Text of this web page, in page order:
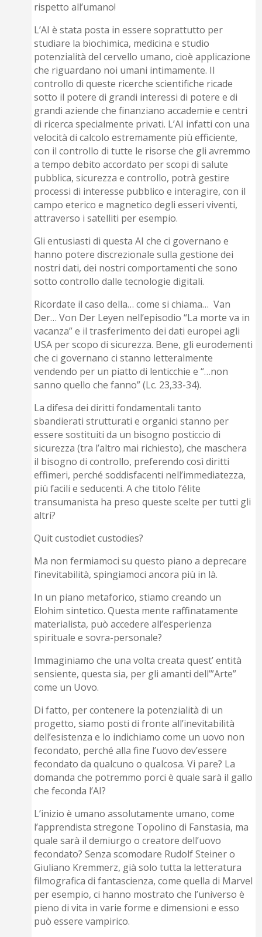
rispetto all’umano!
L’AI è stata posta in essere soprattutto per
studiare la biochimica, medicina e studio
potenzialità del cervello umano, cioè applicazione
che riguardano noi umani intimamente. Il
controllo di queste ricerche scientifiche ricade
sotto il potere di grandi interessi di potere e di
grandi aziende che finanziano accademie e centri
di ricerca specialmente privati. L’AI infatti con una
velocità di calcolo estremamente più efficiente,
con il controllo di tutte le risorse che gli avremmo
a tempo debito accordato per scopi di salute
pubblica, sicurezza e controllo, potrà gestire
processi di interesse pubblico e interagire, con il
campo eterico e magnetico degli esseri viventi,
attraverso i satelliti per esempio.
Gli entusiasti di questa AI che ci governano e
hanno potere discrezionale sulla gestione dei
nostri dati, dei nostri comportamenti che sono
sotto controllo dalle tecnologie digitali.
Ricordate il caso della… come si chiama… Van
Der… Von Der Leyen nell’episodio “La morte va in
vacanza” e il trasferimento dei dati europei agli
USA per scopo di sicurezza. Bene, gli eurodementi
che ci governano ci stanno letteralmente
vendendo per un piatto di lenticchie e “…non
sanno quello che fanno” (Lc. 23,33-34).
La difesa dei diritti fondamentali tanto
sbandierati strutturati e organici stanno per
essere sostituiti da un bisogno posticcio di
sicurezza (tra l’altro mai richiesto), che maschera
il bisogno di controllo, preferendo così diritti
effimeri, perché soddisfacenti nell’immediatezza,
più facili e seducenti. A che titolo l’élite
transumanista ha preso queste scelte per tutti gli
altri?
Quit custodiet custodies?
Ma non fermiamoci su questo piano a deprecare
l’inevitabilità, spingiamoci ancora più in là.
In un piano metaforico, stiamo creando un
Elohim sintetico. Questa mente raffinatamente
materialista, può accedere all’esperienza
spirituale e sovra-personale?
Immaginiamo che una volta creata quest’ entità
sensiente, questa sia, per gli amanti dell’”Arte”
come un Uovo.
Di fatto, per contenere la potenzialità di un
progetto, siamo posti di fronte all’inevitabilità
dell’esistenza e lo indichiamo come un uovo non
fecondato, perché alla fine l’uovo dev’essere
fecondato da qualcuno o qualcosa. Vi pare? La
domanda che potremmo porci è quale sarà il gallo
che feconda l’AI?
L’inizio è umano assolutamente umano, come
l’apprendista stregone Topolino di Fanstasia, ma
quale sarà il demiurgo o creatore dell’uovo
fecondato? Senza scomodare Rudolf Steiner o
Giuliano Kremmerz, già solo tutta la letteratura
filmografica di fantascienza, come quella di Marvel
per esempio, ci hanno mostrato che l’universo è
pieno di vita in varie forme e dimensioni e esso
può essere vampirico.